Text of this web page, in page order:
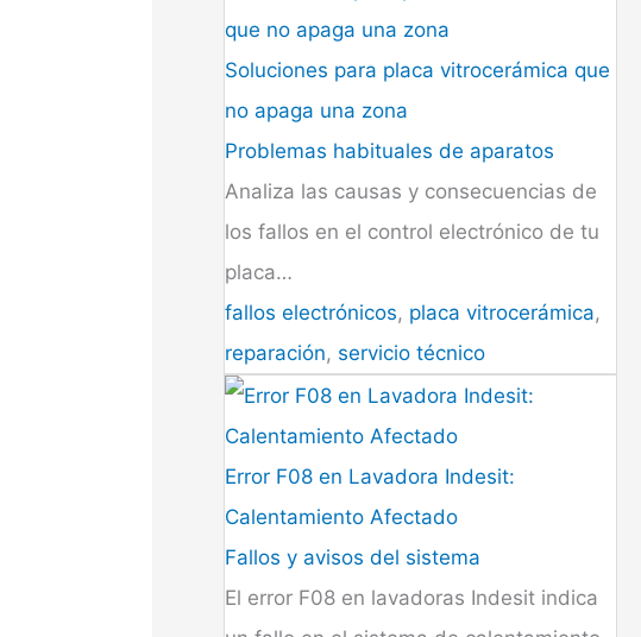
Soluciones para placa vitrocerámica que
no apaga una zona
Problemas habituales de aparatos
Analiza las causas y consecuencias de
los fallos en el control electrónico de tu
placa…
fallos electrónicos, placa vitrocerámica,
reparación, servicio técnico
Error F08 en Lavadora Indesit:
Calentamiento Afectado
Fallos y avisos del sistema
El error F08 en lavadoras Indesit indica